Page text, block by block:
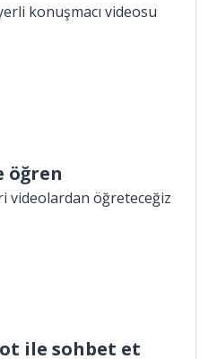
konuşmacı videosu
öğren
videolardan öğreteceğiz
ile sohbet et